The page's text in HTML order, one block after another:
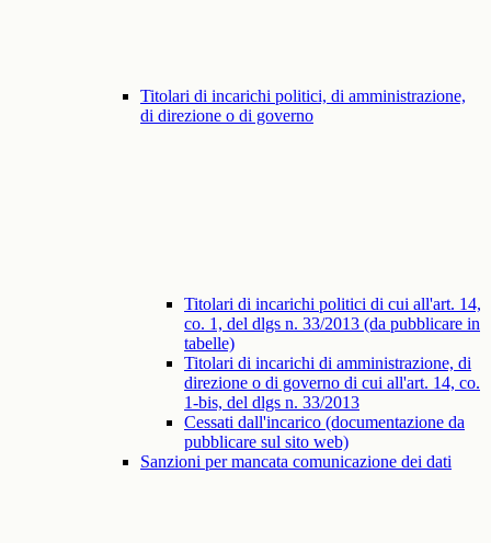
Titolari di incarichi politici, di amministrazione,
di direzione o di governo
Titolari di incarichi politici di cui all'art. 14,
co. 1, del dlgs n. 33/2013 (da pubblicare in
tabelle)
Titolari di incarichi di amministrazione, di
direzione o di governo di cui all'art. 14, co.
1-bis, del dlgs n. 33/2013
Cessati dall'incarico (documentazione da
pubblicare sul sito web)
Sanzioni per mancata comunicazione dei dati